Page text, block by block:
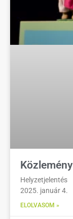
Közlemény
Helyzetjelentés
2025. január 4.
ELOLVASOM »